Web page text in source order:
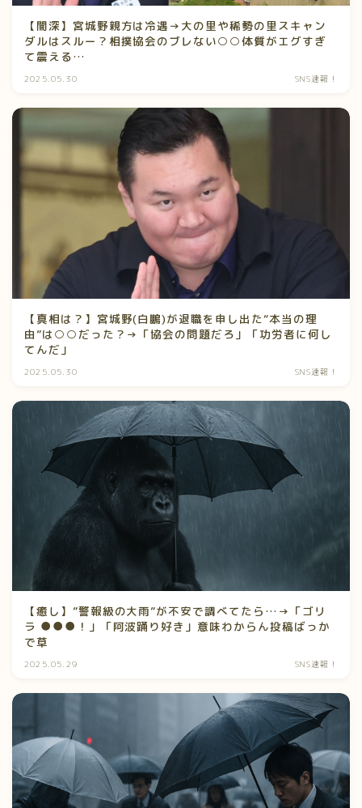
【闇深】宮城野親方は冷遇→大の里や稀勢の里スキャン
ダルはスルー？相撲協会のブレない○○体質がエグすぎ
て震える…
2025.05.30 SNS速報！
【真相は？】宮城野(白鵬)が退職を申し出た“本当の理
由”は○○だった？→「協会の問題だろ」「功労者に何し
てんだ」
2025.05.30 SNS速報！
【癒し】”警報級の大雨”が不安で調べてたら…→「ゴリ
ラ ●●●！」「阿波踊り好き」意味わからん投稿ばっか
で草
2025.05.29 SNS速報！